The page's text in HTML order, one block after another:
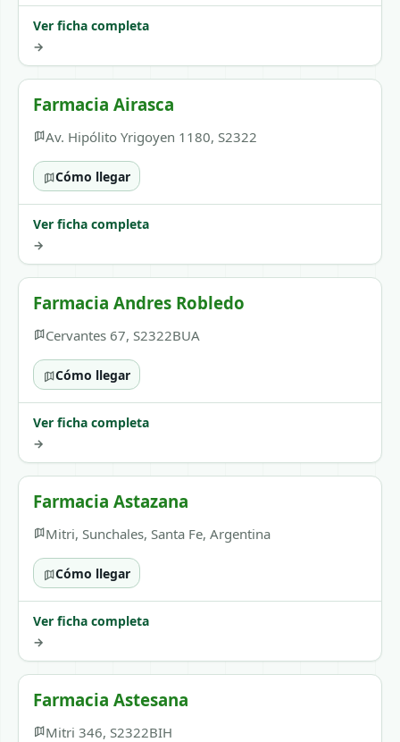
Ver ficha completa
→
Farmacia Airasca
Av. Hipólito Yrigoyen 1180, S2322
Cómo llegar
Ver ficha completa
→
Farmacia Andres Robledo
Cervantes 67, S2322BUA
Cómo llegar
Ver ficha completa
→
Farmacia Astazana
Mitri, Sunchales, Santa Fe, Argentina
Cómo llegar
Ver ficha completa
→
Farmacia Astesana
Mitri 346, S2322BIH